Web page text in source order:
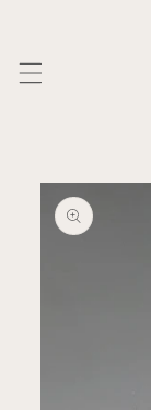
tuotetietoihin